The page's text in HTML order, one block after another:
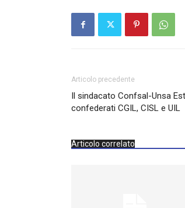
Articolo precedente
Il sindacato Confsal-Unsa
confederati CGIL, CISL e UIL
Articolo correlato